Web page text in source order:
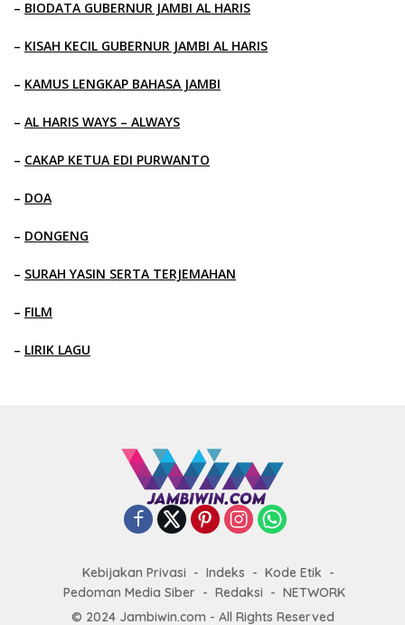
– BIODATA GUBERNUR JAMBI AL HARIS
– KISAH KECIL GUBERNUR JAMBI AL HARIS
– KAMUS LENGKAP BAHASA JAMBI
– AL HARIS WAYS – ALWAYS
– CAKAP KETUA EDI PURWANTO
– DOA
– DONGENG
– SURAH YASIN SERTA TERJEMAHAN
– FILM
– LIRIK LAGU
Kebijakan Privasi Indeks
Kode Etik
Pedoman Media Siber
Redaksi
NETWORK
© 2024 Jambiwin.com - All Rights Reserved